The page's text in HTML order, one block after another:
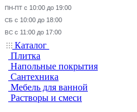
ПН-ПТ с 10:00 до 19:00
СБ с 10:00 до 18:00
ВС с 11:00 до 17:00
Каталог
Плитка
Напольные покрытия
Сантехника
Мебель для ванной
Растворы и смеси